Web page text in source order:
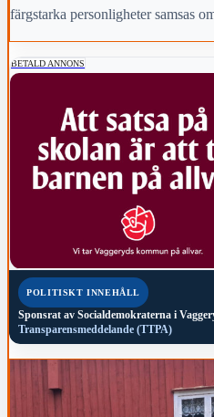
färgstarka personligheter samsas
BETALD ANNONS
POLITISKT INNEHÅLL
Sponsrat av Socialdemokraterna i
Transparensmeddelande (TTPA)